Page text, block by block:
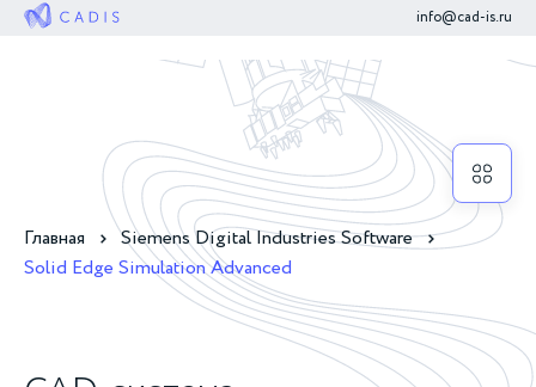
info@cad-is.ru
Главная
Siemens Digital Industries Software
Solid Edge Simulation Advanced